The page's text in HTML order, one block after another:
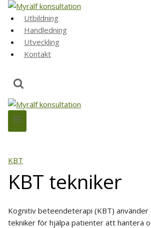
Skip
content
Utbildning
Handledning
Utveckling
Kontakt
KBT
KBT tekniker
Kognitiv beteendeterapi (KBT) använder
tekniker för hjälpa patienter att hantera